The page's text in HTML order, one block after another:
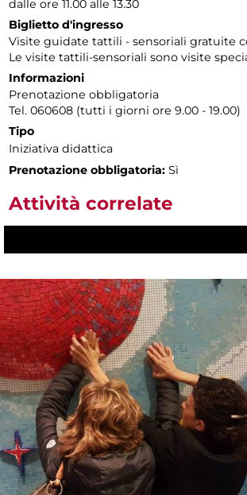
dalle ore 11.00 alle 13.30
Biglietto d'ingresso
Visite guidate tattili - sensoriali gratuite
Le visite tattili-sensoriali sono visite
Informazioni
Prenotazione obbligatoria
Tel. 060608 (tutti i giorni ore 9.00 - 19.00)
Tipo
Iniziativa didattica
Prenotazione obbligatoria: Sì
Attività correlate